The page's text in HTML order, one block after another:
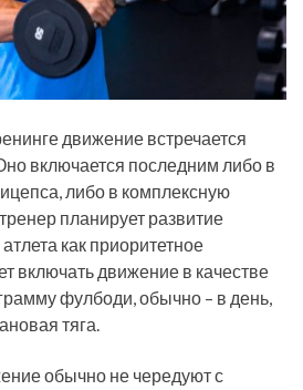
движение встречается
включается последним либо в
либо в комплексную
планирует развитие
как приоритетное
включать движение в качестве
фулбоди, обычно – в день,
тяга.
обычно не чередуют с